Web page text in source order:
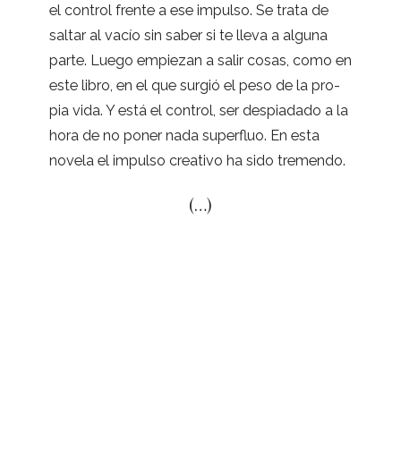
el con­trol frente a ese impulso. Se trata de
sal­tar al vacío sin saber si te lleva a alguna
parte. Luego empie­zan a salir cosas, como en
este libro, en el que sur­gió el peso de la pro­
pia vida. Y está el con­trol, ser des­pia­dado a la
hora de no poner nada super­fluo. En esta
novela el impulso crea­tivo ha sido tremendo.
(…)